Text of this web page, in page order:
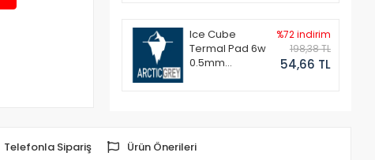
Ice Cube
Termal Pad 6w
0.5mm
%72 indirim
198,38 TL
54,66 TL
Telefonla Sipariş Ürün Önerileri